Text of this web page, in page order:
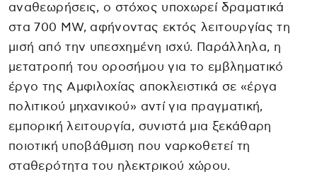
αναθεωρήσεις, ο στόχος υποχωρεί δραματικά
στα 700 MW, αφήνοντας εκτός λειτουργίας τη
μισή από την υπεσχημένη ισχύ. Παράλληλα, η
μετατροπή του οροσήμου για το εμβληματικό
έργο της Αμφιλοχίας αποκλειστικά σε «έργα
πολιτικού μηχανικού» αντί για πραγματική,
εμπορική λειτουργία, συνιστά μια ξεκάθαρη
ποιοτική υποβάθμιση που ναρκοθετεί τη
σταθερότητα του ηλεκτρικού χώρου.